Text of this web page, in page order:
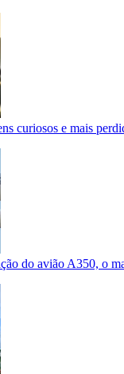
curiosos e mais
do avião A350, o